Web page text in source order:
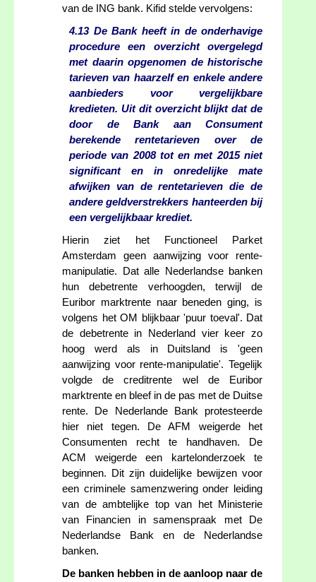
van de ING bank. Kifid stelde vervolgens:
4.13 De Bank heeft in de onderhavige
procedure een overzicht overgelegd
met daarin opgenomen de historische
tarieven van haarzelf en enkele andere
aanbieders voor vergelijkbare
kredieten. Uit dit overzicht blijkt dat de
door de Bank aan Consument
berekende rentetarieven over de
periode van 2008 tot en met 2015 niet
significant en in onredelijke mate
afwijken van de rentetarieven die de
andere geldverstrekkers hanteerden bij
een vergelijkbaar krediet.
Hierin ziet het Functioneel Parket
Amsterdam geen aanwijzing voor rente-
manipulatie. Dat alle Nederlandse banken
hun debetrente verhoogden, terwijl de
Euribor marktrente naar beneden ging, is
volgens het OM blijkbaar 'puur toeval'. Dat
de debetrente in Nederland vier keer zo
hoog werd als in Duitsland is 'geen
aanwijzing voor rente-manipulatie'. Tegelijk
volgde de creditrente wel de Euribor
marktrente en bleef in de pas met de Duitse
rente. De Nederlande Bank protesteerde
hier niet tegen. De AFM weigerde het
Consumenten recht te handhaven. De
ACM weigerde een kartelonderzoek te
beginnen. Dit zijn duidelijke bewijzen voor
een criminele samenzwering onder leiding
van de ambtelijke top van het Ministerie
van Financien in samenspraak met De
Nederlandse Bank en de Nederlandse
banken.
De banken hebben in de aanloop naar de